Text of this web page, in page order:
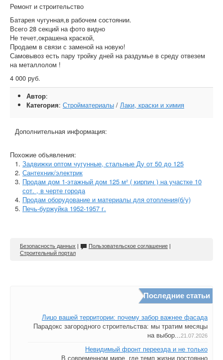
Ремонт и строительство
Батарея чугунная,в рабочем состоянии.
Всего 28 секций на фото видно
Не течет,окрашена краской,
Продаем в связи с заменой на новую!
Самовывоз есть пару тройку дней на раздумье в среду отвезем
на металлолом !
4 000 руб.
Автор:
Категория: Стройматериалы / Лаки, краски и химия
Дополнительная информация:
Похожие объявления:
Задвижки оптом чугунные, стальные Ду от 50 до 125
Сантехник/электрик
Продам дом 1-этажный дом 125 м² ( кирпич ) на участке 10
сот. , в черте города
Продам оборудование и материалы для отопления(б/у)
Печь-буржуйка 1952-1957 г.
Безопасность данных | Пользовательское соглашение |
Строительный портал
Последние статьи
Лицо вашей территории: почему забор важнее фасада
Парадокс загородного строительства: мы тратим месяцы
на выбор...21.07.2026
Невидимый фронт переезда и не только
В современном мире, где темп жизни постоянно